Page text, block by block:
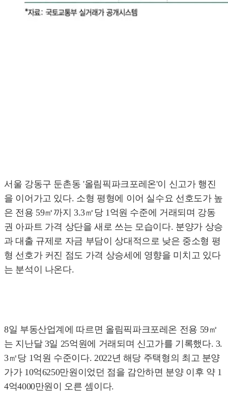
서울 강동구 둔촌동 '올림픽파크포레온'이 신고가 행진
을 이어가고 있다. 소형 평형에 이어 실수요 선호도가 높
은 전용 59㎡까지 3.3㎡당 1억원 수준에 거래되며 강동
권 아파트 가격 상단을 새로 쓰는 모습이다. 분양가 상승
과 대출 규제로 자금 부담이 상대적으로 낮은 중소형 평
형 선호가 커진 점도 가격 상승세에 영향을 미치고 있다
는 분석이 나온다.
8일 부동산업계에 따르면 올림픽파크포레온 전용 59㎡
는 지난달 3일 25억원에 거래되며 신고가를 기록했다. 3.
3㎡당 1억원 수준이다. 2022년 해당 주택형의 최고 분양
가가 10억6250만원이었던 점을 감안하면 분양 이후 약 1
4억4000만원이 오른 셈이다.